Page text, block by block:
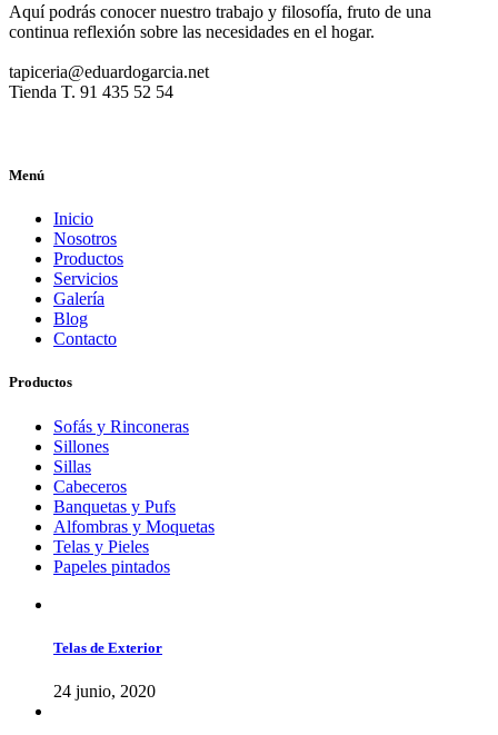
Aquí podrás conocer nuestro trabajo y filosofía, fruto de una
continua reflexión sobre las necesidades en el hogar.
tapiceria@eduardogarcia.net
Tienda T. 91 435 52 54
Menú
Inicio
Nosotros
Productos
Servicios
Galería
Blog
Contacto
Productos
Sofás y Rinconeras
Sillones
Sillas
Cabeceros
Banquetas y Pufs
Alfombras y Moquetas
Telas y Pieles
Papeles pintados
Telas de Exterior
24 junio, 2020